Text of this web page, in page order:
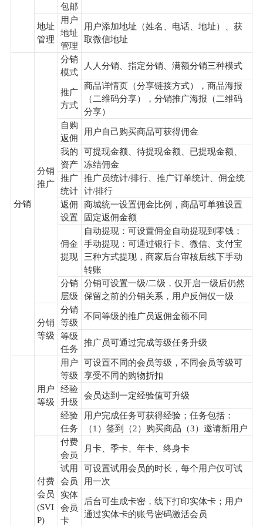
包邮
地址
管理
用户
地址
管理
用户添加地址（姓名、电话、地址）、获
取微信地址
分销
分销
推广
分销
模式
人人分销、指定分销、满额分销三种模式
推广
方式
商品详情页（分享链接方式），商品海报
（二维码分享），分销推广海报（二维码
分享）
自购
返佣
用户自己购买商品可获得佣金
我的
资产
可提现金额、待提现金额、已提现金额、
冻结佣金
推广
统计
推广员统计/排行、推广订单统计、佣金统
计/排行
返佣
设置
商城统一设置佣金比例，商品可单独设置
固定返佣金额
佣金
提现
自动提现：可设置佣金自动提现到零钱；
手动提现：可通过银行卡、微信、支付宝
三种方式提现，商家后台审核后线下手动
转账
分销
层级
分销可设置一级/二级，仅开启一级后仍然
保留之前的分销关系，用户反佣仅一级
分销
等级
分销
等级
不同等级的推广员返佣金额不同
等级
任务
推广员可通过完成等级任务升级
用户
等级
用户
等级
可设置不同的会员等级，不同会员等级可
享受不同的购物折扣
经验
升级
会员达到一定经验值可升级
经验
任务
用户完成任务可获得经验；任务包括：
（1）签到（2）购买商品（3）邀请新用户
付费
会员
(SVI
P)
付费
会员
月卡、季卡、年卡、终身卡
试用
会员
可设置试用会员的时长，每个用户仅可试
用一次
实体
会员
卡
后台可生成卡密，线下打印实体卡；用户
通过实体卡的账号密码激活会员